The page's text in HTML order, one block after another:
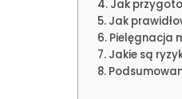
Jak
Jak
Pielęgnacja
Jakie są